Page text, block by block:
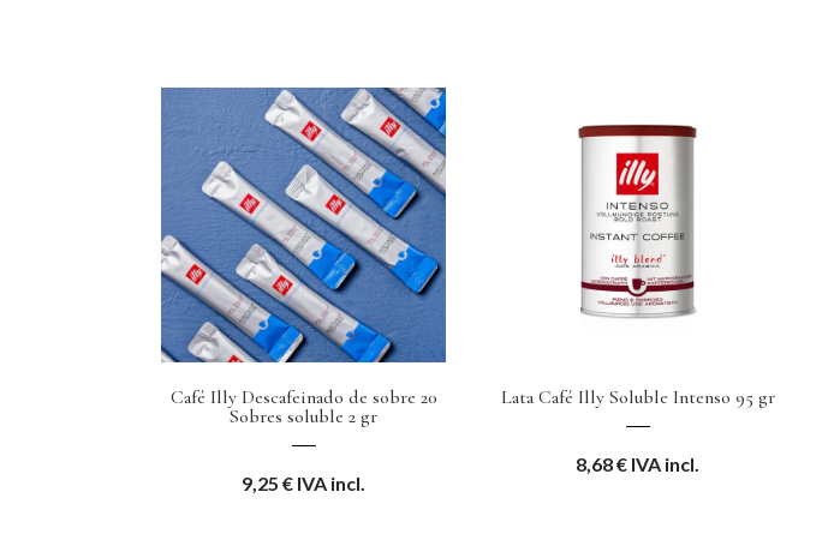
Café Illy Descafeinado de sobre 20
Sobres soluble 2 gr
9,25€ IVA incl.
Lata Café Illy Soluble Intenso 95 gr
8,68€ IVA incl.